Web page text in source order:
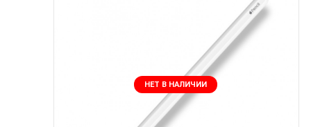
НЕТ В НАЛИЧИИ